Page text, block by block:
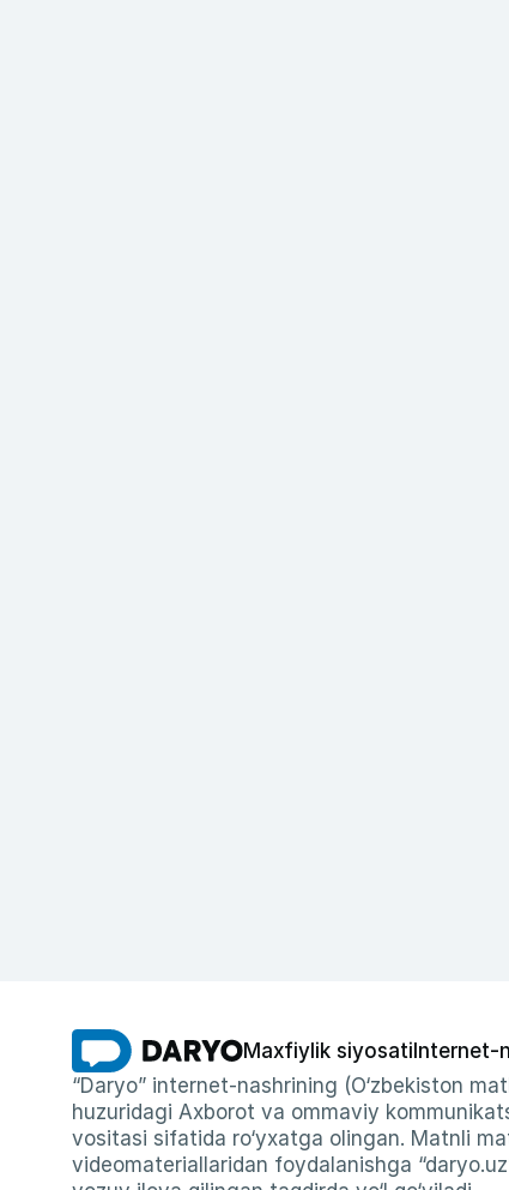
Maxfiylik siyosati Internet-
“Daryo” internet-nashrining (O‘zbekiston
huzuridagi Axborot va ommaviy
vositasi sifatida ro‘yxatga olingan. Matnli
videomateriallaridan foydalanishga